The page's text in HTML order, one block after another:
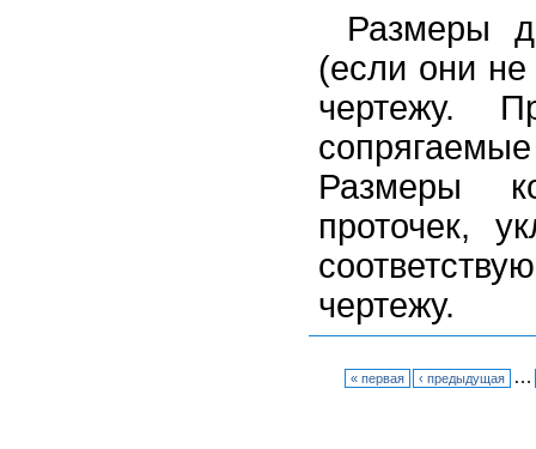
Размеры
(если они
чертежу.
Размеры
проточек,
чертежу.
« первая ‹ предыдущая …